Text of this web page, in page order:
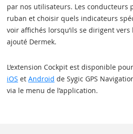
par nos utilisateurs. Les conducteurs
ruban et choisir quels indicateurs
voir affichés lorsqu’ils se dirigent
ajouté Dermek.
L’extension Cockpit est disponible
iOS et Android de Sygic GPS
via le menu de l’application.